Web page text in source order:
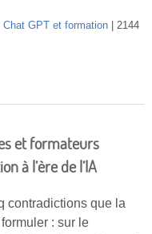
Chat GPT et formation 2144
et formateurs
à l’ère de l’IA
contradictions que la
: sur le